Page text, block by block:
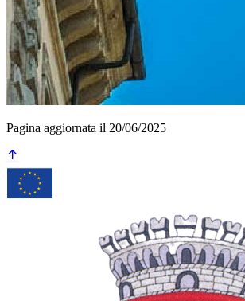
Pagina aggiornata il 20/06/2025